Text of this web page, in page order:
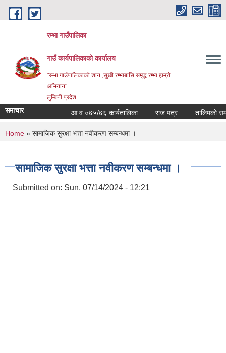
Skip to main content
रम्भा गाउँपालिका
गाउँ कार्यपालिकाको कार्यालय
"रम्भा गाउँपालिकाको शान ,सुखी रम्भाबासि समृद्ध रम्भा हाम्रो
अभियान"
लुम्बिनी प्रदेश
समाचार आ.व ०७५/७६ कार्यतालिका राज पत्र तालिमको समय
You are here
Home » सामाजिक सुरक्षा भत्ता नवीकरण सम्बन्धमा ।
सामाजिक सुरक्षा भत्ता नवीकरण सम्बन्धमा ।
Submitted on: Sun, 07/14/2024 - 12:21